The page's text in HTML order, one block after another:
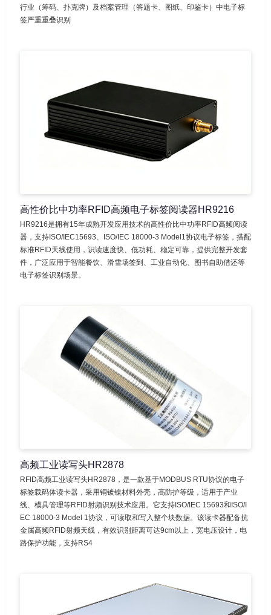
行业（筹码、扑克牌）及档案管理（答题卡、图纸、印鉴卡）中电子标
签严重重叠识别
高性价比中功率RFID高频电子标签阅读器HR9216
HR9216是拥有15年成熟开发应用技术的高性价比中功率RFID高频阅读
器，支持ISO/IEC15693、ISO/IEC 18000-3 Model1协议电子标签，搭配
标准RFID天线使用，识读速度快、低功耗、稳定可靠，提供完整开发套
件，广泛应用于智能餐饮、滑雪场签到、工业自动化、图书自助借还等
电子标签识别场景。
高频工业读写头HR2878
RFID高频工业读写头HR2878，是一款基于MODBUS RTU协议的电子
标签载码体读卡器，采用铜镀镍材料外壳，高防护等级，适用于产业
线、模具管理等RFID射频识别技术应用。它支持ISO/IEC 15693和ISO/I
EC 18000-3 Model 1协议，可读取和写入整个块数据。该读卡器配备抗
金属高频RFID射频天线，有效识别距离可达9cm以上，宽电压设计，电
路保护功能，支持RS4